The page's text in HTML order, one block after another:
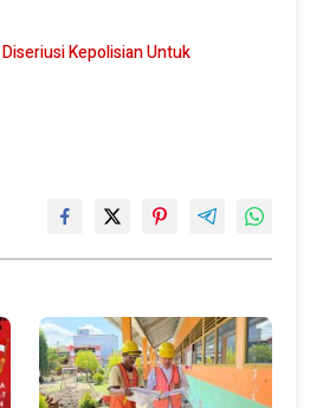
Kepolisian Untuk